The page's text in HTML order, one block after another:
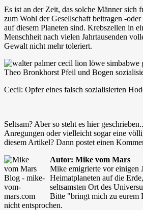
Es ist an der Zeit, das solche Männer sich
zum Wohl der Gesellschaft beitragen -
auf diesem Planeten sind. Krebszellen in
Menschheit nach vielen Jahrtausenden
Gewalt nicht mehr toleriert.
Cecil: Opfer eines falsch sozialisierten
Seltsam? Aber so steht es hier
Anregungen oder vielleicht sogar eine
diesem Artikel? Dann postet einen
Autor: Mike vom Mars
Mike emigrierte vor einigen
Heimatplaneten auf die
seltsamsten Ort des
Bitte "bringt mich zu eurem
nicht entsprochen.